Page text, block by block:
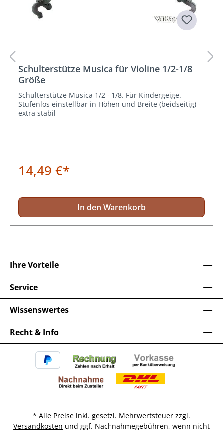
Schulterstütze Musica für Violine 1/2-1/8
Größe
Schulterstütze Musica 1/2 - 1/8. Für Kindergeige.
Stufenlos einstellbar in Höhen und Breite (beidseitig) -
extra stabil
14,49 €*
In den Warenkorb
Recht & Info
Ihre Vorteile
Service
Wissenswertes
* Alle Preise inkl. gesetzl. Mehrwertsteuer zzgl.
Versandkosten und ggf. Nachnahmegebühren, wenn nicht